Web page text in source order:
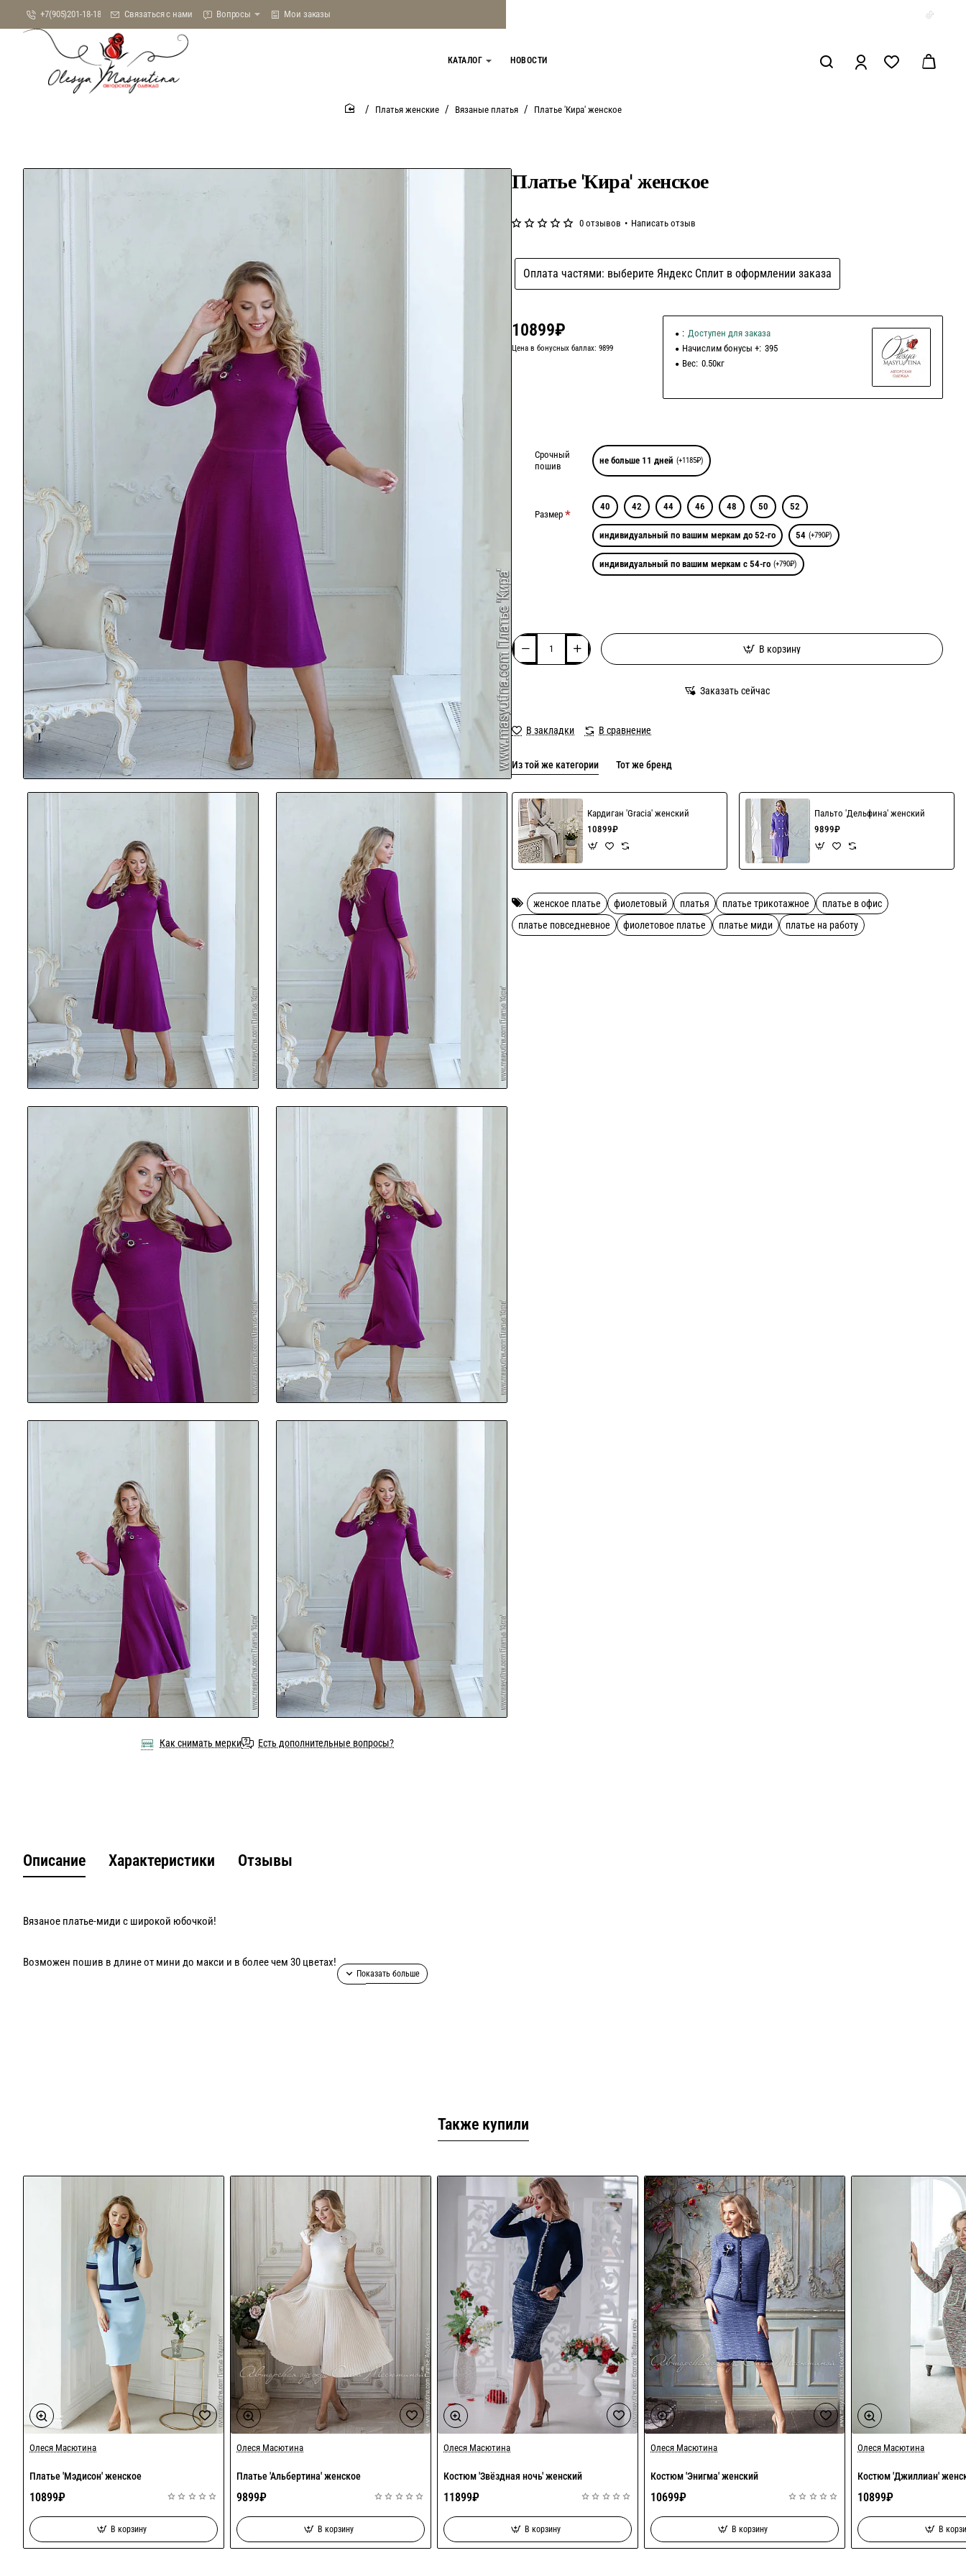
+7(905)201-18-18 Связаться с нами Вопросы Мои заказы
КАТАЛОГ НОВОСТИ
Платья женские Вязаные платья Платье 'Кира' женское
Как снимать мерки Есть дополнительные вопросы?
Платье 'Кира' женское
Оплата частями: выберите Яндекс Сплит в оформлении заказа
0 отзывов • Написать отзыв
10899₽
Цена в бонусных баллах: 9899
: Доступен для заказа
Начислим бонусы +: 395
Вес: 0.50кг
Срочный
пошив
не больше 11 дней (+1185₽)
Размер
40 42 44 46 48 50 52
индивидуальный по вашим меркам до 52-го 54 (+790₽)
индивидуальный по вашим меркам с 54-го (+790₽)
В корзину
Заказать сейчас
В закладки В сравнение
Из той же категории Тот же бренд
Кардиган 'Gracia' женский
10899₽
Пальто 'Дельфина' женский
9899₽
женское платье фиолетовый платья платье трикотажное
платье в офис
платье повседневное
фиолетовое платье платье миди платье на работу
Описание Характеристики Отзывы
Вязаное платье-миди с широкой юбочкой!
Возможен пошив в длине от мини до макси и в более чем 30 цветах!
Также купили
Олеся Масютина
Платье 'Мэдисон' женское
10899₽
В корзину
Олеся Масютина
Платье 'Альбертина' женское
9899₽
В корзину
Олеся Масютина
Костюм 'Звёздная ночь' женский
11899₽
В корзину
Олеся Масютина
Костюм 'Энигма' женский
10699₽
В корзину
Олеся Масютина
Костюм 'Джиллиан'
10899₽
В